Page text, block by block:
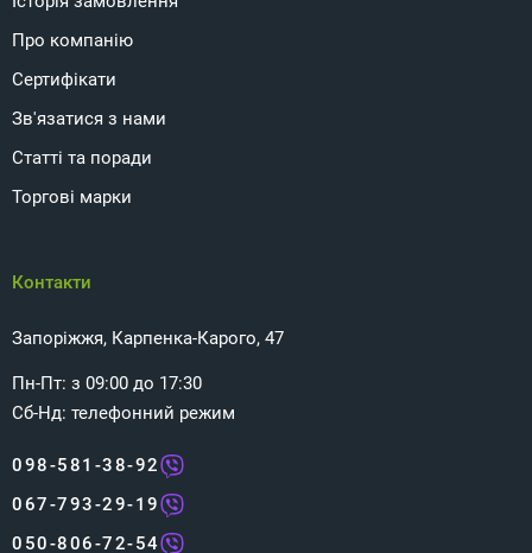
Про компанію
Сертифікати
Зв'язатися з нами
Статті та поради
Торгові марки
Контакти
Запоріжжя, Карпенка-Карого, 47
Пн-Пт: з 09:00 до 17:30
Сб-Нд: телефонний режим
098-581-38-92
067-793-29-19
050-806-72-54